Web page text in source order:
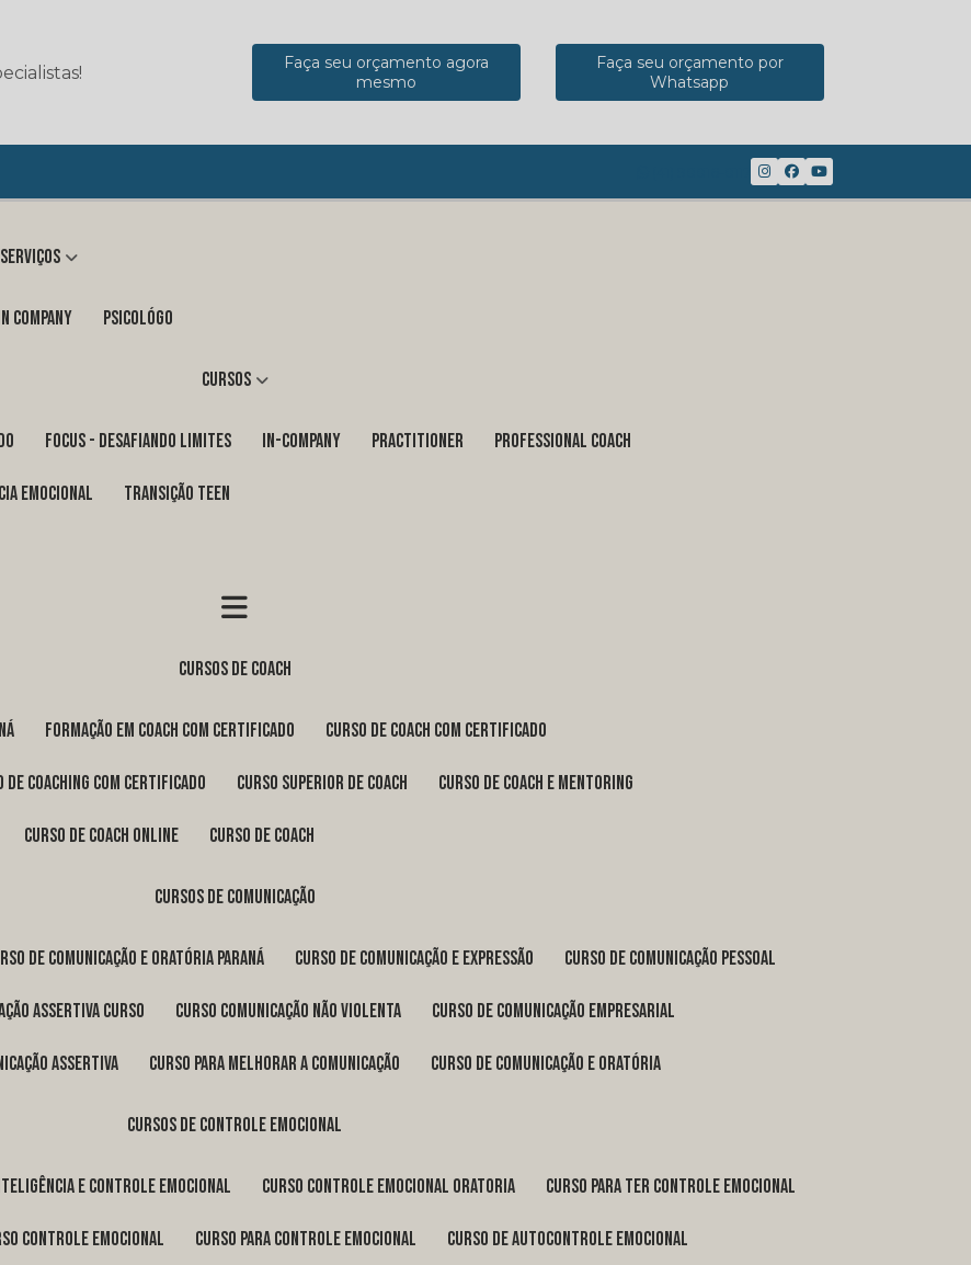
Faça seu orçamento agora
mesmo
Faça seu orçamento por
Whatsapp
Serviços
in company Psicológo
Cursos
FOCUS - DESAFIANDO LIMITES In-Company PRACTITIONER PROFESSIONAL COACH
EMOCIONAL TRANSIÇÃO TEEN
cursos de coach
formação em coach com certificado curso de coach com certificado
de coaching com certificado curso superior de coach curso de coach e mentoring
curso de coach online curso de coach
cursos de comunicação
de comunicação e oratória Paraná curso de comunicação e expressão curso de comunicação pessoal
assertiva curso curso comunicação não violenta curso de comunicação empresarial
assertiva curso para melhorar a comunicação curso de comunicação e oratória
cursos de controle emocional
e controle emocional curso controle emocional oratoria curso para ter controle emocional
controle emocional curso para controle emocional curso de autocontrole emocional